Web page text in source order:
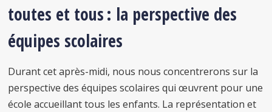
toutes et tous : la perspective des
équipes scolaires
Durant cet après-midi, nous nous concentrerons sur la
perspective des équipes scolaires qui œuvrent pour une
école accueillant tous les enfants. La représentation et